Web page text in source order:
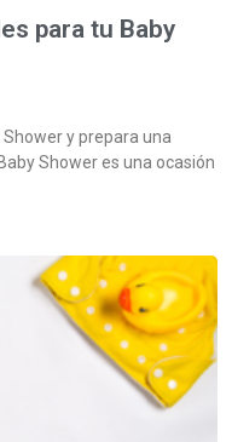
para tu Baby
y prepara una
Shower es una ocasión